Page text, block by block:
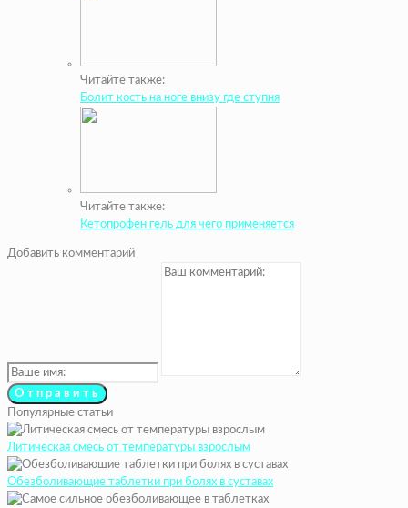
Читайте также:
Болит кость на ноге внизу где ступня
Читайте также:
Кетопрофен гель для чего применяется
Добавить комментарий
Популярные статьи
Литическая смесь от температуры взрослым
Обезболивающие таблетки при болях в суставах